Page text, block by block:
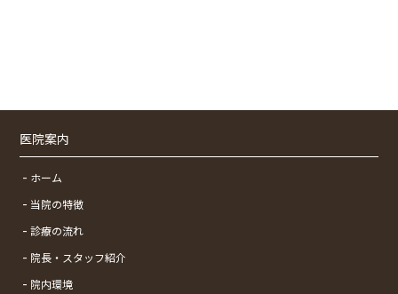
医院案内
ホーム
当院の特徴
診療の流れ
院長・スタッフ紹介
院内環境